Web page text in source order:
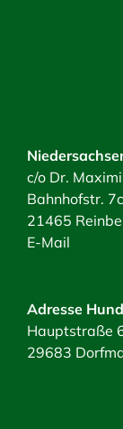
c/o Dr.
Bahnhofstr. 7c
21465
E-Mail
Adresse
Hauptstraße
29683